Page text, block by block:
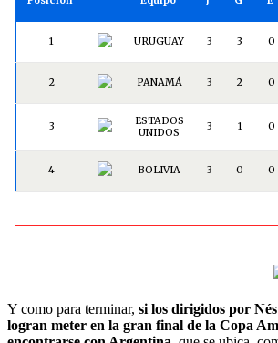
Y como para terminar, si los dirigidos por
logran meter en la gran final de la Copa